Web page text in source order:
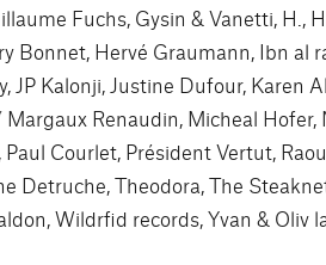
Fuchs, Gysin & Vanetti, H.,
Hervé Graumann, Ibn al
JP Kalonji, Justine Dufour, Karen
Renaudin, Micheal Hofer,
Courlet, Président Vertut,
Detruche, Theodora, The
Wildrfid records, Yvan & Oliv